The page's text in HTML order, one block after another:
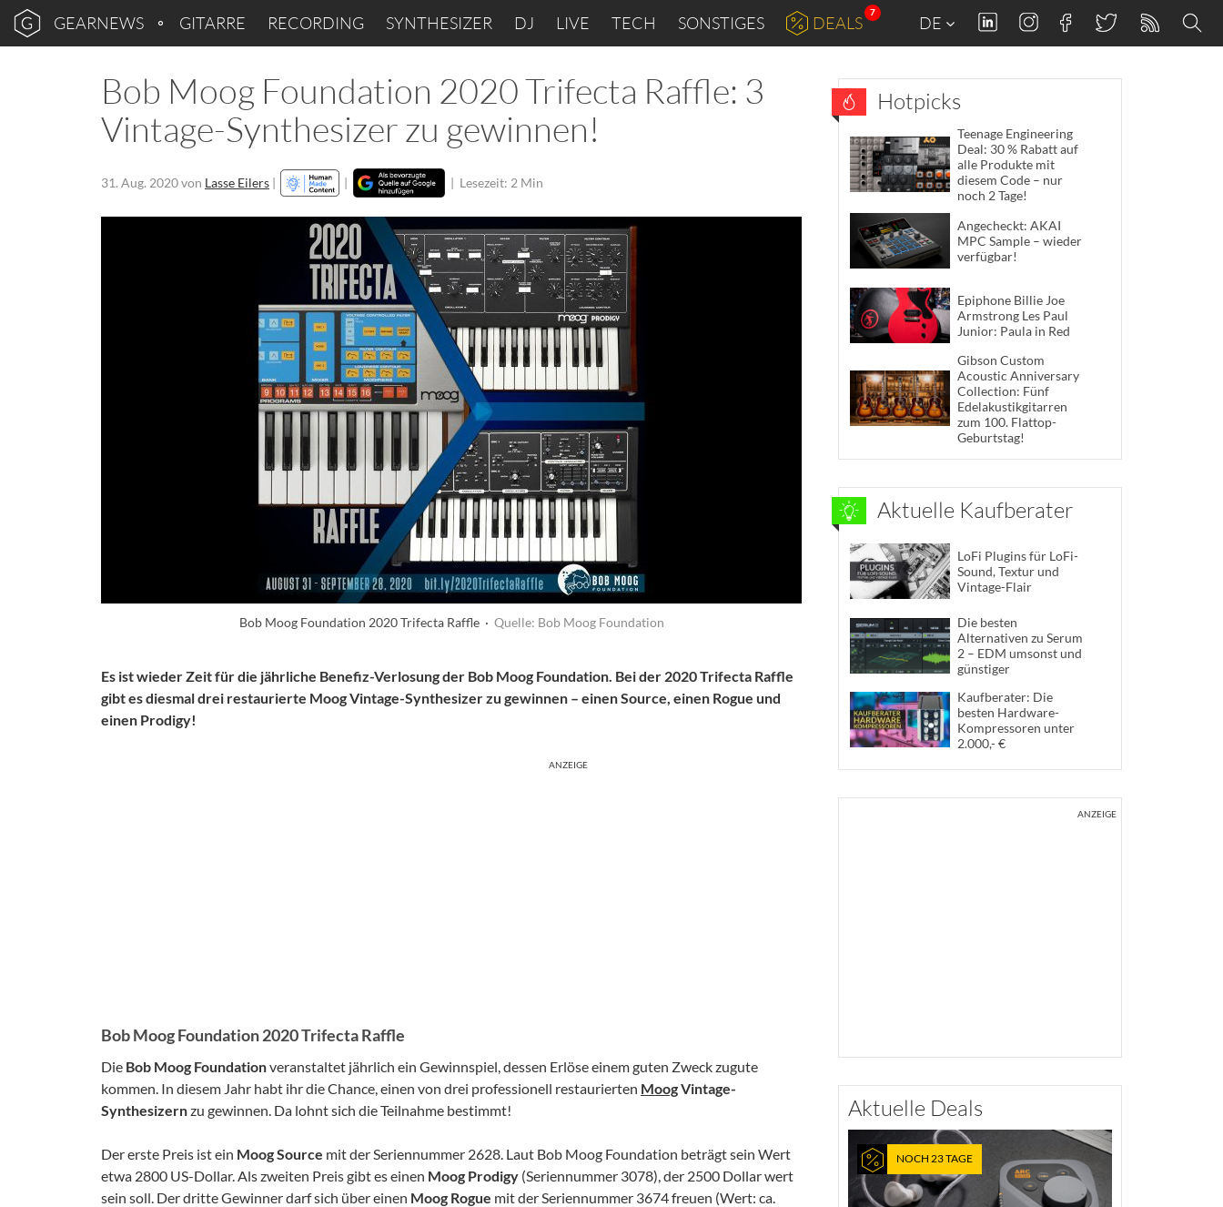
GEARNEWS GITARRE RECORDING SYNTHESIZER DJ LIVE TECH SONSTIGES DEALS
7
DE
Bob Moog Foundation 2020 Trifecta Raffle: 3
Vintage-Synthesizer zu gewinnen!
31. Aug. 2020von Lasse Eilers | | | Lesezeit: 2 Min
Bob Moog Foundation 2020 Trifecta Raffle · Quelle: Bob Moog Foundation
Es ist wieder Zeit für die jährliche Benefiz-Verlosung der Bob Moog Foundation. Bei der 2020 Trifecta Raffle
gibt es diesmal drei restaurierte Moog Vintage-Synthesizer zu gewinnen – einen Source, einen Rogue und
einen Prodigy!
ANZEIGE
Bob Moog Foundation 2020 Trifecta Raffle
Die Bob Moog Foundationveranstaltet jährlich ein Gewinnspiel, dessen Erlöse einem guten Zweck zugute
kommen. In diesem Jahr habt ihr die Chance, einen von drei professionell restaurierten MoogVintage-
Synthesizernzu gewinnen. Da lohnt sich die Teilnahme bestimmt!
Der erste Preis ist ein Moog Source mit der Seriennummer 2628. Laut Bob Moog Foundation beträgt sein Wert
etwa 2800 US-Dollar. Als zweiten Preis gibt es einen Moog Prodigy (Seriennummer 3078), der 2500 Dollar wert
sein soll. Der dritte Gewinner darf sich über einen Moog Rogue mit der Seriennummer 3674 freuen (Wert: ca.
Hotpicks
Teenage Engineering
Deal: 30 % Rabatt auf
alle Produkte mit
diesem Code – nur
noch 2 Tage!
Angecheckt: AKAI
MPC Sample – wieder
verfügbar!
Epiphone Billie Joe
Armstrong Les Paul
Junior: Paula in Red
Gibson Custom
Acoustic Anniversary
Collection: Fünf
Edelakustikgitarren
zum 100. Flattop-
Geburtstag!
Aktuelle Kaufberater
LoFi Plugins für LoFi-
Sound, Textur und
Vintage-Flair
Die besten
Alternativen zu Serum
2 – EDM umsonst und
günstiger
Kaufberater: Die
besten Hardware-
Kompressoren unter
2.000,- €
ANZEIGE
Aktuelle Deals
NOCH 23 TAGE